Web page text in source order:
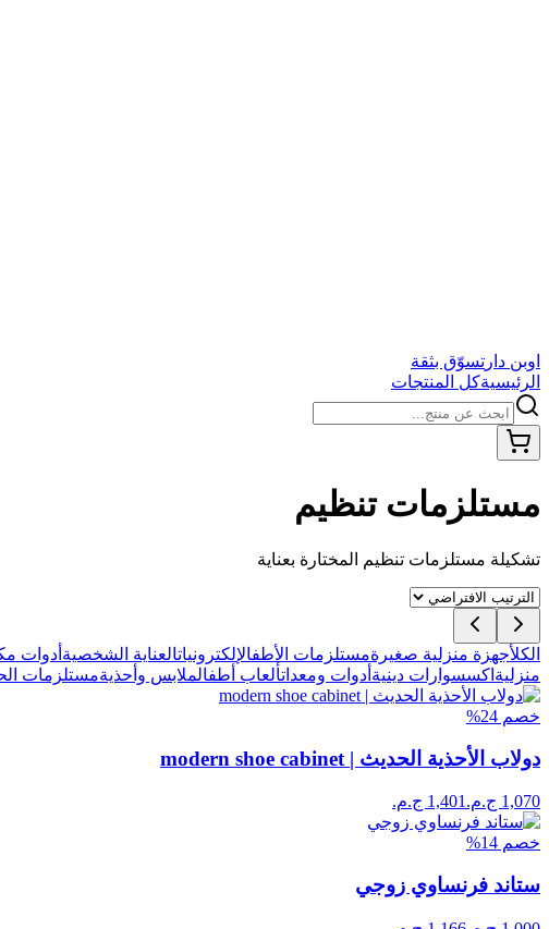
اوبن دار تسوّق بثقة
الرئيسيةكل المنتجات
مستلزمات تنظيم
تشكيلة مستلزمات تنظيم المختارة بعناية
الكلأجهزة منزلية صغيرةمستلزمات الأطفالإلكترونياتالعناية الشخصية أدوات
منزلية اكسسوارات دينية أدوات ومعداتألعاب أطفالملابس وأحذيةمستلزمات
خصم 24
%
دولاب الأحذية الحديث | modern shoe cabinet
خصم 14
%
ستاند فرنساوي زوجي